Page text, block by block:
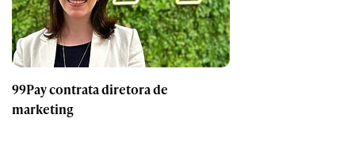
99Pay contrata diretora de
marketing